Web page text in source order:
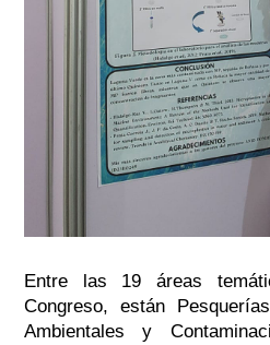
Entre las 19 áreas
Congreso, están
Ambientales y